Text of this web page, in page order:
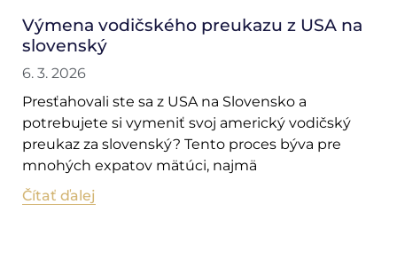
Výmena vodičského preukazu z USA na
slovenský
6. 3. 2026
Presťahovali ste sa z USA na Slovensko a
potrebujete si vymeniť svoj americký vodičský
preukaz za slovenský? Tento proces býva pre
mnohých expatov mätúci, najmä
Čítať ďalej